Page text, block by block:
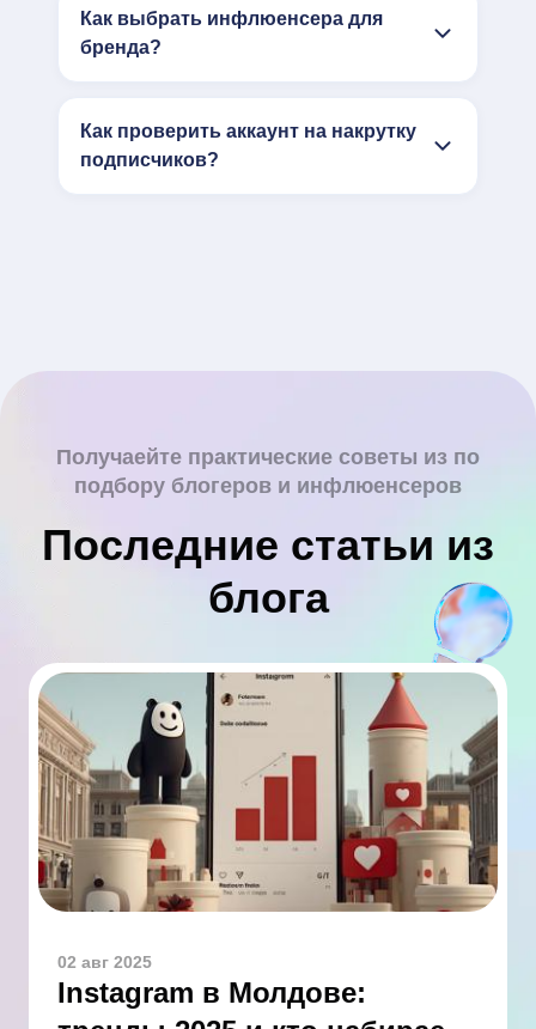
Как выбрать инфлюенсера для
бренда?
Как проверить аккаунт на накрутку
подписчиков?
Получаейте практические советы из по
подбору блогеров и инфлюенсеров
Последние статьи из
блога
02 авг 2025
Instagram в Молдове: